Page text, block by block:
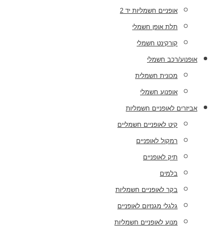
אופניים חשמליות יד 2
תלת אופן חשמלי
קורקינט חשמלי
אופנוע/רכב חשמלי
מכונית חשמלית
אופנוע חשמלי
אביזרים לאופניים חשמליות
קיט לאופניים חשמליים
רמקול לאופניים
תיק לאופניים
בלמים
בקר לאופניים חשמליות
גלגלי מגנזיום לאופניים
מנוע לאופניים חשמליות